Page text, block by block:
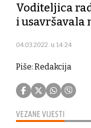
Voditeljica
i usavršavala
04.03.2022. u 14:24
Piše: Redakcija
VEZANE VIJESTI